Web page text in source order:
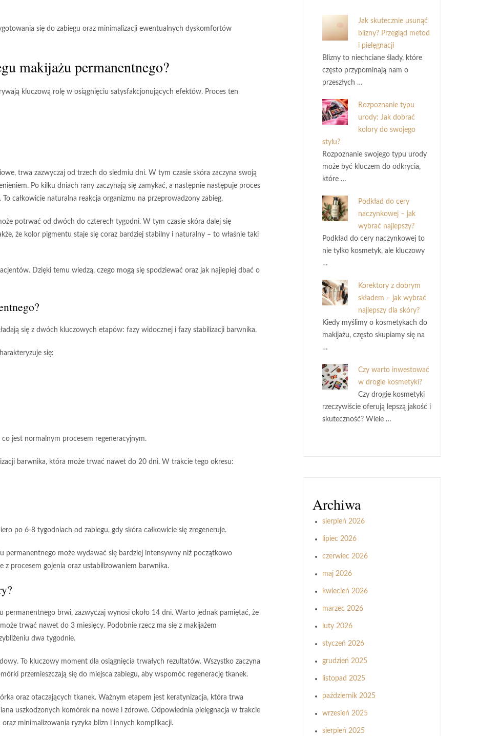
się do zabiegu oraz minimalizacji ewentualnych dyskomfortów
makijażu permanentnego?
kluczową rolę w osiągnięciu satysfakcjonujących efektów. Proces ten
, trwa zazwyczaj od trzech do siedmiu dni. W tym czasie skóra zaczyna swoją
Po kilku dniach rany zaczynają się zamykać, a następnie następuje proces
całkowicie naturalna reakcja organizmu na przeprowadzony zabieg.
potrwać od dwóch do czterech tygodni. W tym czasie skóra dalej się
że kolor pigmentu staje się coraz bardziej stabilny i naturalny – to właśnie taki
Dzięki temu wiedzą, czego mogą się spodziewać oraz jak najlepiej dbać o
się z dwóch kluczowych etapów: fazy widocznej i fazy stabilizacji barwnika.
się:
co jest normalnym procesem regeneracyjnym.
barwnika, która może trwać nawet do 20 dni. W trakcie tego okresu:
po 6-8 tygodniach od zabiegu, gdy skóra całkowicie się zregeneruje.
permanentnego może wydawać się bardziej intensywny niż początkowo
z procesem gojenia oraz ustabilizowaniem barwnika.
permanentnego brwi, zazwyczaj wynosi około 14 dni. Warto jednak pamiętać, że
może trwać nawet do 3 miesięcy. Podobnie rzecz ma się z makijażem
dwa tygodnie.
To kluczowy moment dla osiągnięcia trwałych rezultatów. Wszystko zaczyna
przemieszczają się do miejsca zabiegu, aby wspomóc regenerację tkanek.
oraz otaczających tkanek. Ważnym etapem jest keratynizacja, która trwa
uszkodzonych komórek na nowe i zdrowe. Odpowiednia pielęgnacja w trakcie
minimalizowania ryzyka blizn i innych komplikacji.
Jak skutecznie usunąć
blizny? Przegląd metod
i pielęgnacji
Blizny to niechciane ślady, które
często przypominają nam o
przeszłych …
Rozpoznanie typu
urody: Jak dobrać
kolory do swojego
stylu?
Rozpoznanie swojego typu urody
może być kluczem do odkrycia,
które …
Podkład do cery
naczynkowej – jak
wybrać najlepszy?
Podkład do cery naczynkowej to
nie tylko kosmetyk, ale kluczowy
…
Korektory z dobrym
składem – jak wybrać
najlepszy dla skóry?
Kiedy myślimy o kosmetykach do
makijażu, często skupiamy się na
…
Czy warto inwestować
w drogie kosmetyki?
Czy drogie kosmetyki
rzeczywiście oferują lepszą jakość i
skuteczność? Wiele …
Archiwa
sierpień 2026
lipiec 2026
czerwiec 2026
maj 2026
kwiecień 2026
marzec 2026
luty 2026
styczeń 2026
grudzień 2025
listopad 2025
październik 2025
wrzesień 2025
sierpień 2025